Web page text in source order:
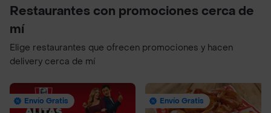
Restaurantes con promociones cerca de
mí
Elige restaurantes que ofrecen promociones y hacen
delivery cerca de mí
Envío Gratis Envío Gratis